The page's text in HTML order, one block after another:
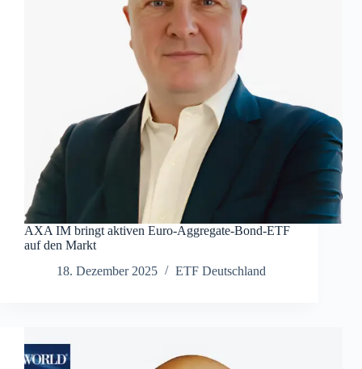
AXA IM bringt aktiven Euro-Aggregate-Bond-ETF
auf den Markt
18. Dezember 2025
ETF Deutschland